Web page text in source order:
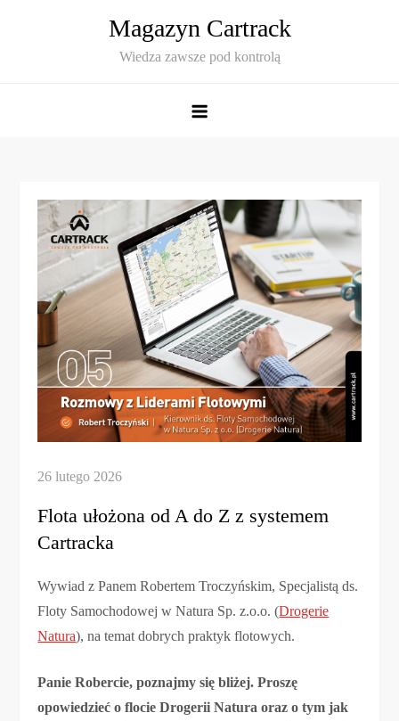
Magazyn Cartrack
Wiedza zawsze pod kontrolą
Flota ułożona od A do Z z systemem
Cartracka
Wywiad z Panem Robertem Troczyńskim, Specjalistą ds.
Floty Samochodowej w Natura Sp. z.o.o. (Drogerie
Natura), na temat dobrych praktyk flotowych.
Panie Robercie, poznajmy się bliżej. Proszę
opowiedzieć o flocie Drogerii Natura oraz o tym jak